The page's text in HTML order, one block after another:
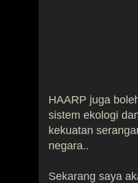
HAARP juga
sistem ekologi
kekuatan
negara..
Sekarang saya